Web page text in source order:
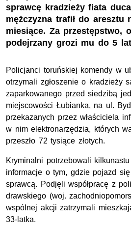
sprawcę kradzieży fiata
mężczyzna trafił do aresztu
miesiące. Za przestępstwo,
podejrzany grozi mu do 5
Policjanci toruńskiej komendy w
otrzymali zgłoszenie o kradzieży
zaparkowanego przed siedzibą
miejscowości Łubianka, na ul.
przekazanych przez właściciela
w nim elektronarzędzia, których
przeszło 72 tysiące złotych.
Kryminalni potrzebowali
informacje o tym, gdzie pojazd
sprawcą. Podjęli współpracę z
drawskiego (woj.
wspólnej akcji zatrzymali
33-latka.